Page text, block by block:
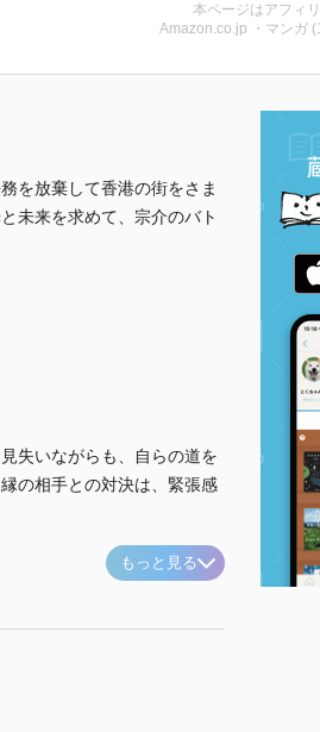
本ページはアフィ
Amazon.co.jp ・マンガ
を放棄して香港の街をさま
未来を求めて、宗介のバト
失いながらも、自らの道を
の相手との対決は、緊張感
もっと見る